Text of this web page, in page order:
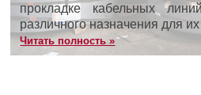
прокладке кабельных
различного назначения для
Читать полность »